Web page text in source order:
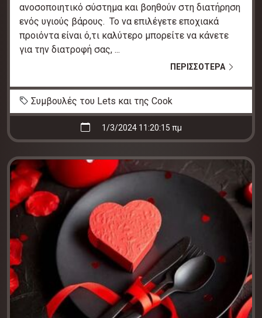
ανοσοποιητικό σύστημα και βοηθούν στη διατήρηση
ενός υγιούς βάρους. Το να επιλέγετε εποχιακά
προιόντα είναι ό,τι καλύτερο μπορείτε να κάνετε
για την διατροφή σας, ...
ΠΕΡΙΣΣΟΤΕΡΑ
Συμβουλές του Lets και της Cook
1/3/2024 11:20:15 πμ